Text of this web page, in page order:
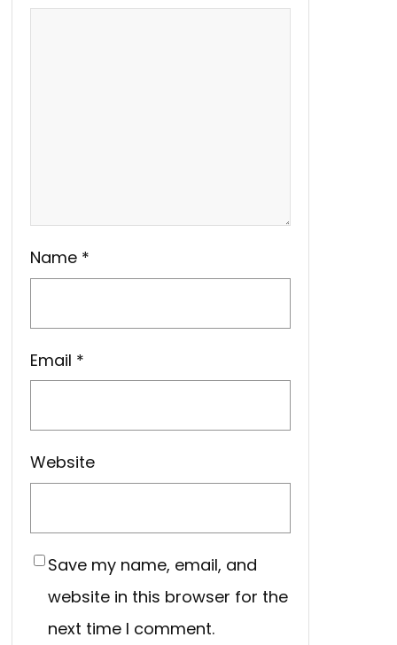
Name *
Email *
Website
Save my name, email, and
website in this browser for the
next time I comment.